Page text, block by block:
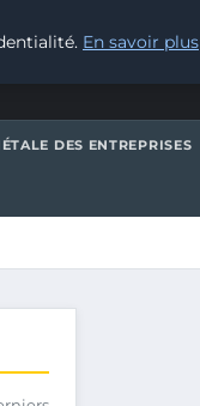
DES ENTREPRISES
En savoir plus